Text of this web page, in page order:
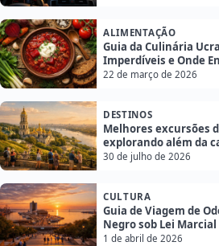
ALIMENTAÇÃO
Guia da Culinária
Imperdíveis e Onde
22 de março de 2026
DESTINOS
Melhores excursões
explorando além da
30 de julho de 2026
CULTURA
Guia de Viagem de
Negro sob Lei Marcial
1 de abril de 2026